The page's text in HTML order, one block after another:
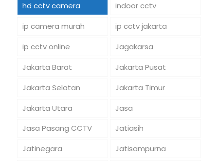
hd cctv camera
indoor cctv
ip camera murah
ip cctv jakarta
ip cctv online
Jagakarsa
Jakarta Barat
Jakarta Pusat
Jakarta Selatan
Jakarta Timur
Jakarta Utara
Jasa
Jasa Pasang CCTV
Jatiasih
Jatinegara
Jatisampurna